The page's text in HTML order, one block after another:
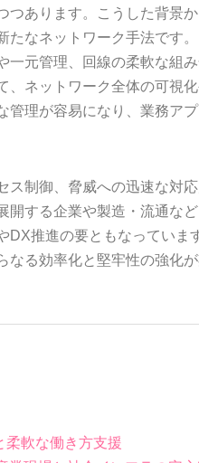
つあります。こうした背景
たなネットワーク手法です
一元管理、回線の柔軟な組
ネットワーク全体の可視
管理が容易になり、業務ア
制御、脅威への迅速な対応
開する企業や製造・流通な
DX推進の要ともなっていま
なる効率化と堅牢性の強化
柔軟な働き方支援